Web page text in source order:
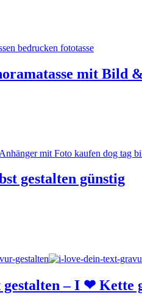
mit Bild
gestalten günstig
– I ❤ Kette